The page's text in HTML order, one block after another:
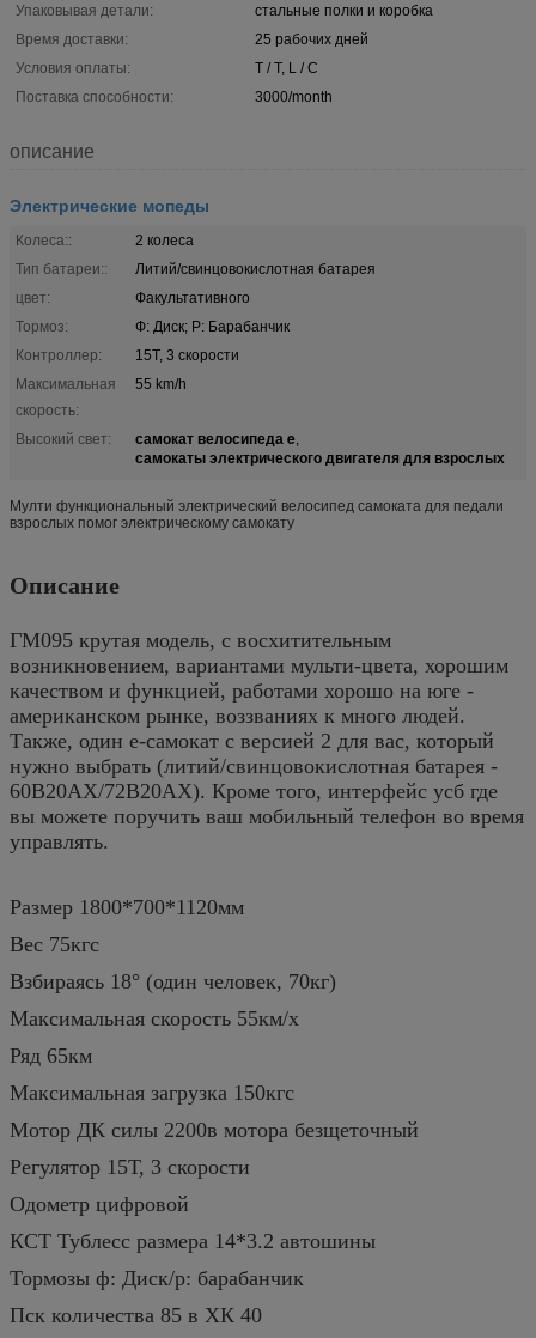
Упаковывая детали:
стальные полки и коробка
Время доставки:
25 рабочих дней
Условия оплаты:
T / T, L / C
Поставка способности:
3000/month
описание
Электрические мопеды
Колеса::
2 колеса
Тип батареи::
Литий/свинцовокислотная батарея
цвет:
Факультативного
Тормоз:
Ф: Диск; Р: Барабанчик
Контроллер:
15Т, 3 скорости
Максимальная
скорость:
55 km/h
Высокий свет: самокат велосипеда e,
самокаты электрического двигателя для взрослых
Мулти функциональный электрический велосипед самоката для педали
взрослых помог электрическому самокату
Описание
ГМ095 крутая модель, с восхитительным
возникновением, вариантами мульти-цвета, хорошим
качеством и функцией, работами хорошо на юге -
американском рынке, воззваниях к много людей.
Также, один е-самокат с версией 2 для вас, который
нужно выбрать (литий/свинцовокислотная батарея -
60В20АХ/72В20АХ). Кроме того, интерфейс усб где
вы можете поручить ваш мобильный телефон во время
управлять.
Размер 1800*700*1120мм
Вес 75кгс
Взбираясь 18° (один человек, 70кг)
Максимальная скорость 55км/х
Ряд 65км
Максимальная загрузка 150кгс
Мотор ДК силы 2200в мотора безщеточный
Регулятор 15Т, 3 скорости
Одометр цифровой
КСТ Тублесс размера 14*3.2 автошины
Тормозы ф: Диск/р: барабанчик
Пск количества 85 в ХК 40